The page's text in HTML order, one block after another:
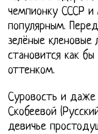
чемпионку СССР и
популярным.
зелёные кленовые
становится как
оттенком.
Суровость и даже
Скобеевой
девичье